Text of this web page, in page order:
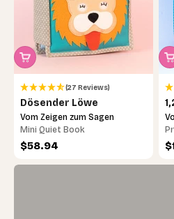
(27 Reviews)
Dösender Löwe
Vom Zeigen zum Sagen
Mini Quiet Book
Angebot
$58.94
Starke Schwarz-Weiß-
Sehfähigkeit und helfen